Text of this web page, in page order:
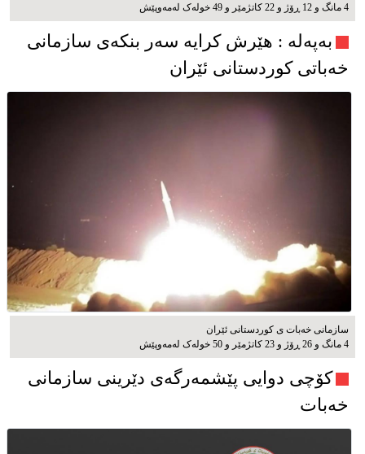
4 مانگ و 12 ڕۆژ و 22 کاتژمێر و 49 خوله‌ک له‌مه‌وپێش‌
به‌په‌له‌ : هێرش کرایە سەر بنکەی سازمانی
خەباتی کوردستانی ئێران
سازمانی خەبات ی کوردستانی ئێران
4 مانگ و 26 ڕۆژ و 23 کاتژمێر و 50 خوله‌ک له‌مه‌وپێش‌
کۆچی دوایی پێشمەرگەی دێرینی سازمانی
خەبات